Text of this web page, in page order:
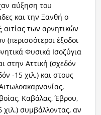
αύξηση του
και την Ξανθή ο
των αρνητικών
(περισσότεροι έξοδοι
Φυσικά Ισοζύγια
στην Αττική (σχεδόν
-15 χιλ.) και στους
Καβάλας, Έβρου,
συμβάλλοντας, αν